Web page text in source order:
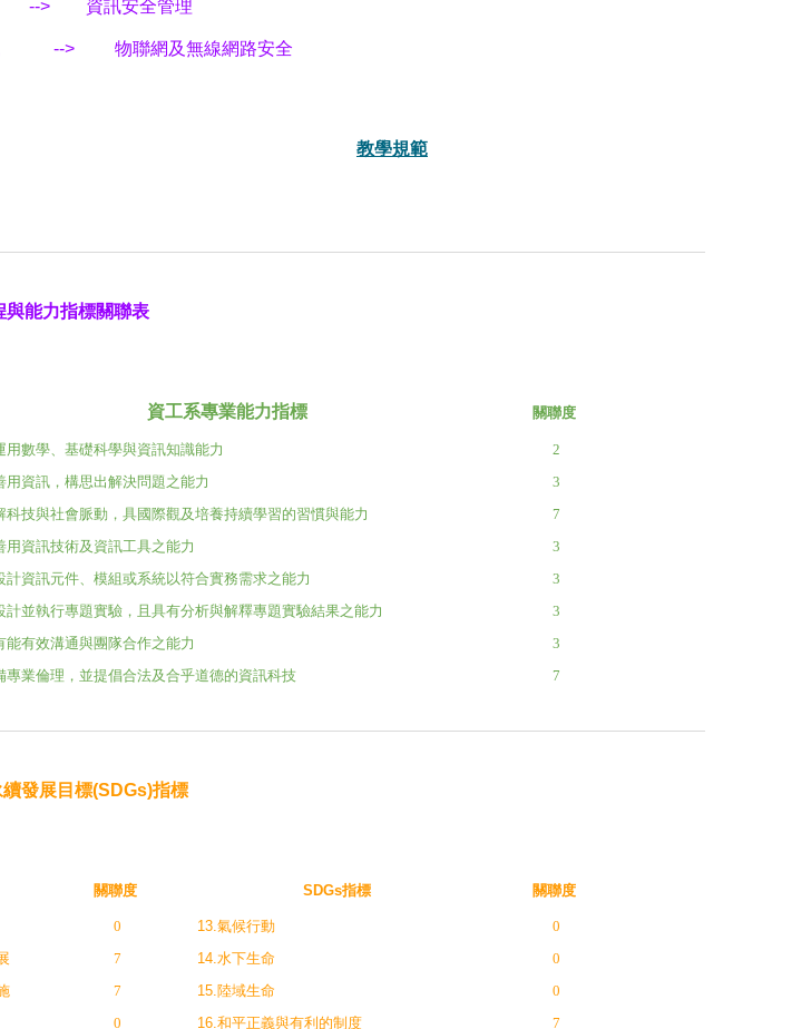
--> 資訊安全管理
--> 物聯網及無線網路安全
教學規範
與能力指標關聯表
資工系專業能力指標
用數學、基礎科學與資訊知識能力
用資訊，構思出解決問題之能力
科技與社會脈動，具國際觀及培養持續學習的習慣與能力
用資訊技術及資訊工具之能力
計資訊元件、模組或系統以符合實務需求之能力
計並執行專題實驗，且具有分析與解釋專題實驗結果之能力
能有效溝通與團隊合作之能力
專業倫理，並提倡合法及合乎道德的資訊科技
關聯度
2
3
7
3
3
3
3
7
發展目標(SDGs)指標
關聯度
0
7
7
0
SDGs指標
13.氣候行動
14.水下生命
15.陸域生命
16.和平正義與有利的制度
關聯度
0
0
0
7